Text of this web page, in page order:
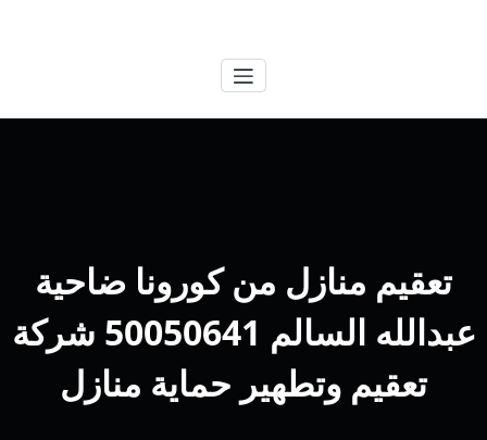
تعقيم منازل من كورونا ضاحية
عبدالله السالم 50050641 شركة
تعقيم وتطهير حماية منازل